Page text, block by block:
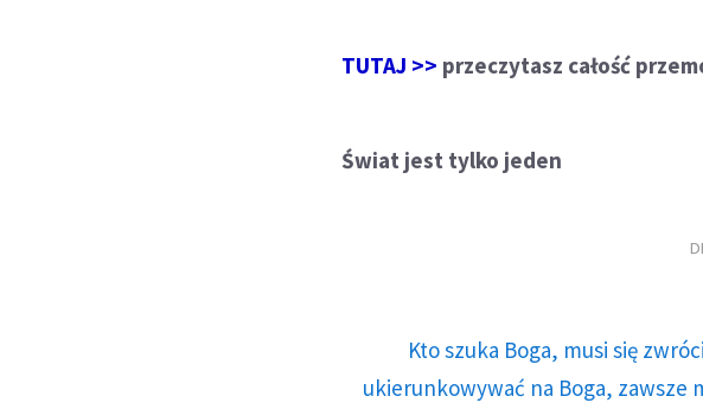
TUTAJ >> przeczytasz całość
Świat jest tylko jeden
Kto szuka Boga, musi się
ukierunkowywać na Boga, zawsze